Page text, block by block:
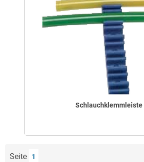
Schlauchklemmleiste
Seite 1